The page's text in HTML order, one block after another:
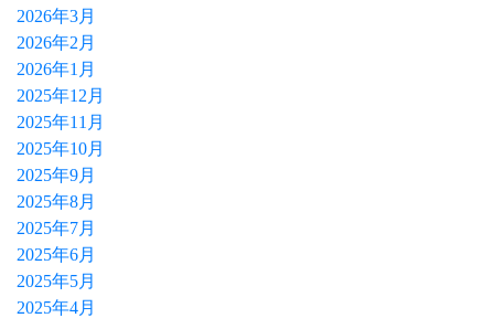
2026年3月
2026年2月
2026年1月
2025年12月
2025年11月
2025年10月
2025年9月
2025年8月
2025年7月
2025年6月
2025年5月
2025年4月